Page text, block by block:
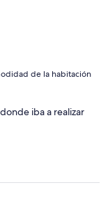
de la habitación
iba a realizar